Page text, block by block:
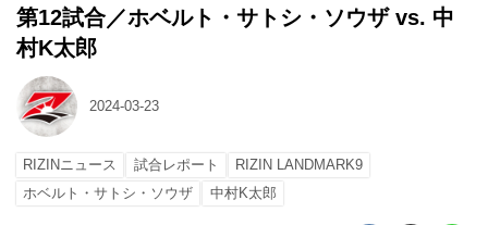
第12試合／ホベルト・サトシ・ソウザ vs. 中
村K太郎
2024-03-23
RIZINニュース 試合レポート
RIZIN LANDMARK9
ホベルト・サトシ・ソウザ
中村K太郎